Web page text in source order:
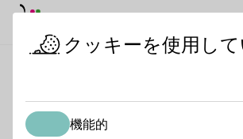
ワイン製品
クッキーを使用し
機能的